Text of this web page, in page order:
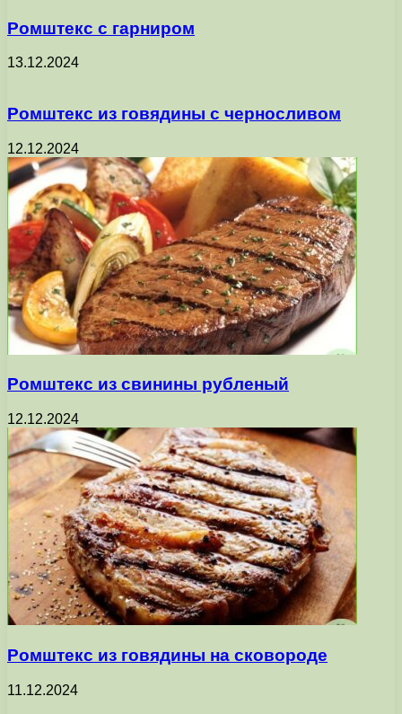
Ромштекс с гарниром
13.12.2024
Ромштекс из говядины с черносливом
12.12.2024
Ромштекс из свинины рубленый
12.12.2024
Ромштекс из говядины на сковороде
11.12.2024